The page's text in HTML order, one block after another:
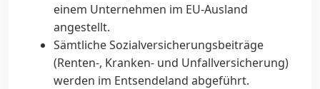
einem Unternehmen im EU-Ausland
angestellt.
Sämtliche Sozialversicherungsbeiträge
(Renten-, Kranken- und Unfallversicherung)
werden im Entsendeland abgeführt.